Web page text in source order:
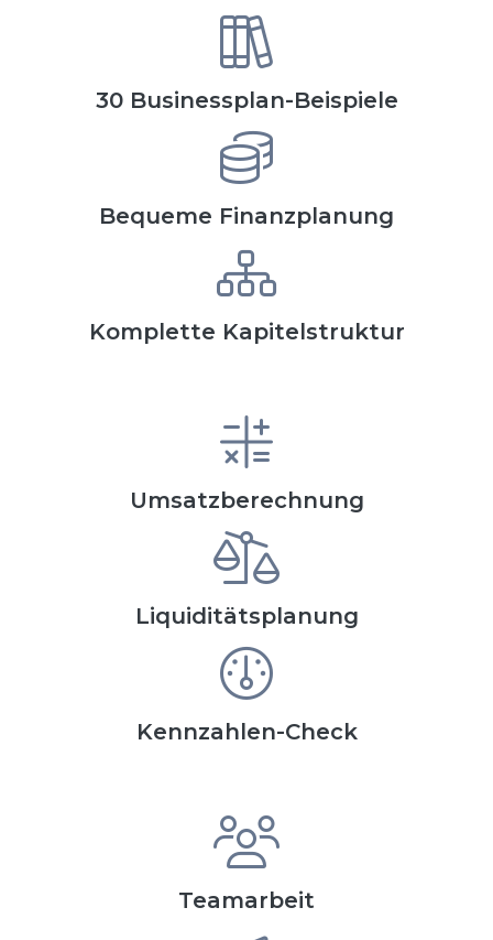
30 Businessplan-Beispiele
Bequeme Finanzplanung
Komplette Kapitelstruktur
Umsatzberechnung
Liquiditätsplanung
Kennzahlen-Check
Teamarbeit